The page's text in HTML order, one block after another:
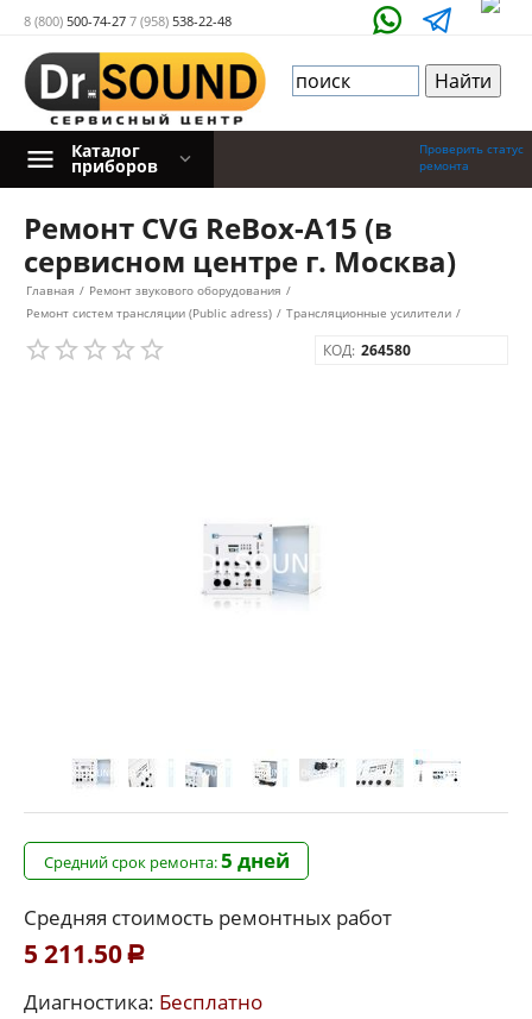
8 (800) 500-74-27 7 (958) 538-22-48
Проверить статус
ремонта
Каталог
приборов
Ремонт CVG ReBox-A15 (в
сервисном центре г. Москва)
Главная / Ремонт звукового оборудования /
Ремонт систем трансляции (Public adress) / Трансляционные усилители /
КОД: 264580
Средний срок ремонта:5 дней
Средняя стоимость ремонтных работ
5 211.50 Р
Диагностика: Бесплатно